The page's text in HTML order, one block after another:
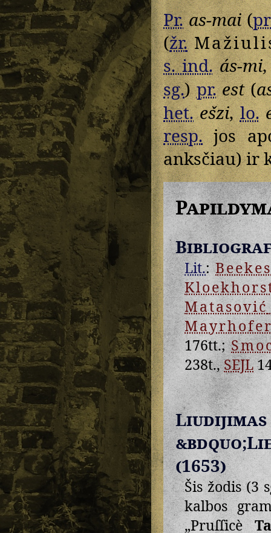
Pr. as-mai(
(žr.
s. ind. ás-mi
sg.)pr. est(
het. ešzi,lo.
resp.jos
anksčiau) ir
Lit.:
Matasović
176tt.;
238t.,SEJL
(1653)
Šis žodis (3
kalbos
„Pruſſicè